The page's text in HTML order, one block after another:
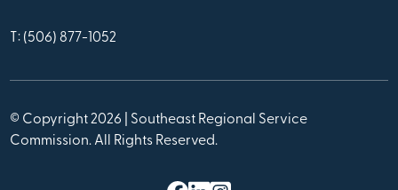
T: (506) 877-1052
© Copyright 2026 | Southeast Regional Service
Commission. All Rights Reserved.